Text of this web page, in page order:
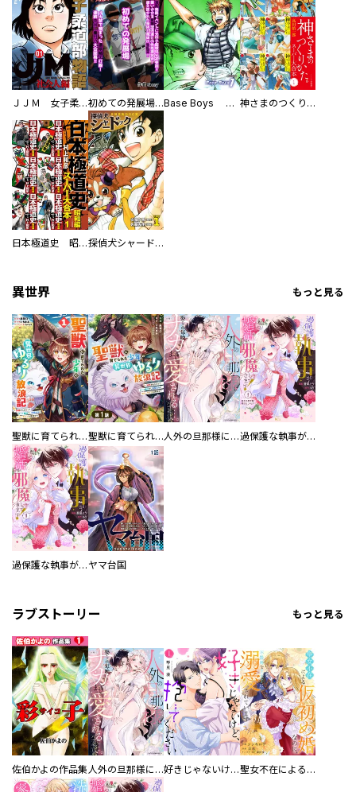
ＪＪＭ 女子柔道部物語 社会人編 初めての発展場 【白抜き修正版】 Base Boys 新装版 神さまのつくりかた。スーパー大合本
日本極道史 昭和編 スーパー大合本 探偵犬シャードック（新装版）
異世界 もっと見る
聖獣に育てられた少年の異世界ゆるり放浪記～神様からもらったチート魔法で、仲間たちとスローライフを満喫中～ 聖獣に育てられた少年の異世界ゆるり放浪記～神様からもらったチート魔法で、仲間たちとスローライフを満喫中～【分冊版】 人外の旦那様に娶られ毎晩ナカまで愛される…。アンソロジー 過保護な執事が私の婚活を邪魔してきます！ 分冊版
過保護な執事が私の婚活を邪魔してきます！ ヤマ台国
ラブストーリー もっと見る
佐伯かよの作品集 人外の旦那様に娶られ毎晩ナカまで愛される…。アンソロジー 好きじゃないけど、抱いてください【電子単行本版／特典おまけ付き】 聖女不在による仮初め婚なのに、不器用な王太子に溺愛されています【電子単行本版／特典おまけ付き】